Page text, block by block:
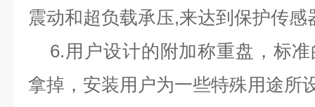
震动和超负载承压,来达到保护传感
6.用户设计的附加称重盘，标准
拿掉，安装用户为一些特殊用途所